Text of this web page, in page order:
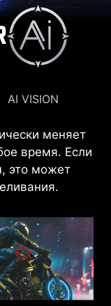
AI VISION
меняет
время. Если
это может
не только
но и
дню.
ON